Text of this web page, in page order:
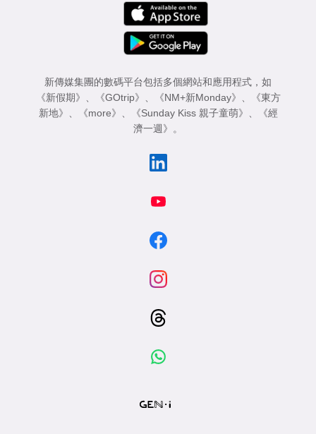
新傳媒集團的數碼平台包括多個網站和應用程式，如
《新假期》
《GOtrip》 《NM+新Monday》
《東方
新地》
《more》 《Sunday Kiss 親子童萌》
《經
濟一週》
。